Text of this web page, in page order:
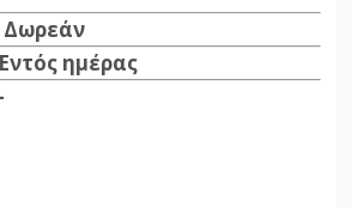
Δωρεάν
Εντός ημέρας